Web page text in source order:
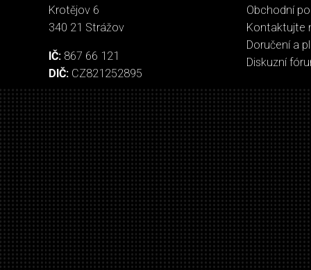
Krotějov 6
340 21 Strážov
IČ: 867 66 121
DIČ: CZ821252895
Obchodní
Kontaktujte
Doručení a
Diskuzní